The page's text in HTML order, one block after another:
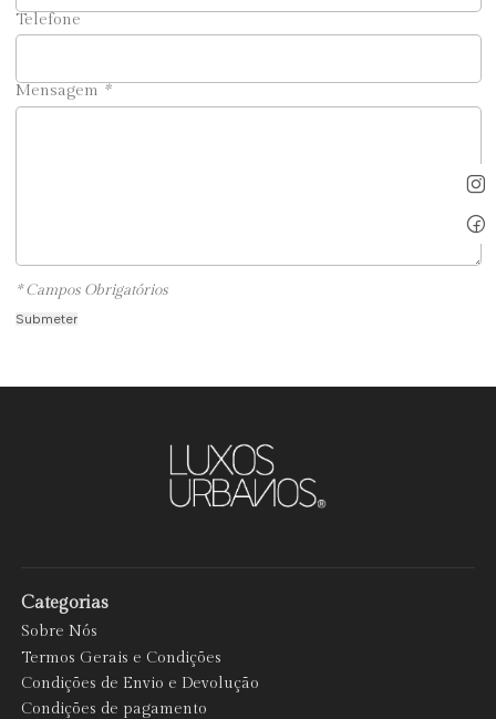
Telefone
Mensagem *
* Campos Obrigatórios
Categorias
Sobre Nós
Termos Gerais e Condições
Condições de Envio e Devolução
Condições de pagamento